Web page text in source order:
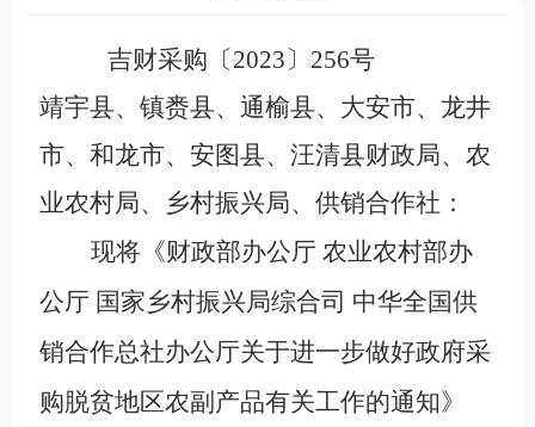
吉财采购〔2023〕256号
靖宇县、镇赉县、通榆县、大安市、龙井
市、和龙市、安图县、汪清县财政局、农
业农村局、乡村振兴局、供销合作社：
现将《财政部办公厅 农业农村部办
公厅 国家乡村振兴局综合司 中华全国供
销合作总社办公厅关于进一步做好政府采
购脱贫地区农副产品有关工作的通知》